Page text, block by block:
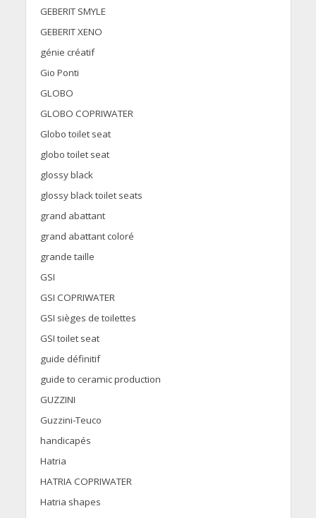
GEBERIT SMYLE
GEBERIT XENO
génie créatif
Gio Ponti
GLOBO
GLOBO COPRIWATER
Globo toilet seat
globo toilet seat
glossy black
glossy black toilet seats
grand abattant
grand abattant coloré
grande taille
GSI
GSI COPRIWATER
GSI sièges de toilettes
GSI toilet seat
guide définitif
guide to ceramic production
GUZZINI
Guzzini-Teuco
handicapés
Hatria
HATRIA COPRIWATER
Hatria shapes